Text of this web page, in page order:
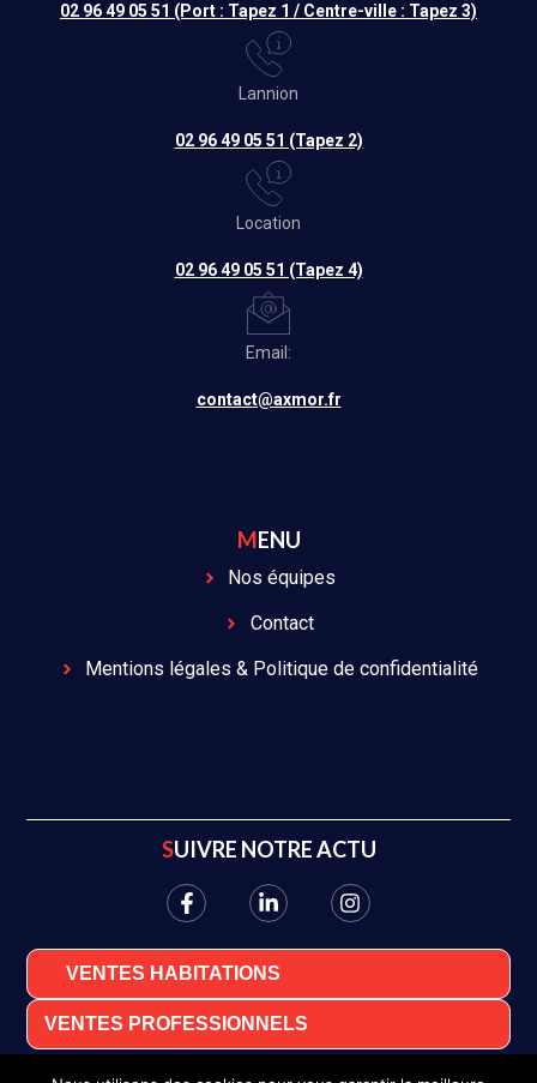
02 96 49 05 51 (Port : Tapez 1 / Centre-ville : Tapez 3)
Lannion
02 96 49 05 51 (Tapez 2)
Location
02 96 49 05 51 (Tapez 4)
Email:
contact@axmor.fr
MENU
Nos équipes
Contact
Mentions légales & Politique de confidentialité
SUIVRE NOTRE ACTU
VENTES HABITATIONS
VENTES PROFESSIONNELS